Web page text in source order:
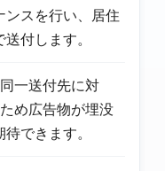
ンスを行い、居住
付します。
同一送付先に対
め広告物が埋没
できます。